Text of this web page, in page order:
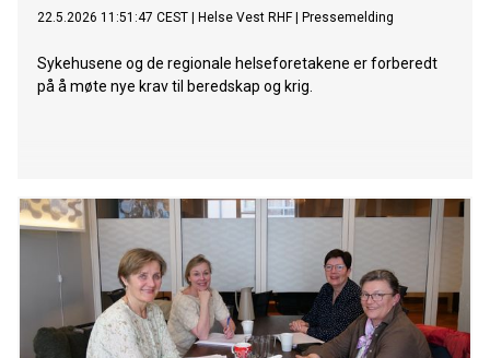
22.5.2026 11:51:47 CEST Helse Vest RHF| Pressemelding
Sykehusene og de regionale helseforetakene er forberedt
på å møte nye krav til beredskap og krig.